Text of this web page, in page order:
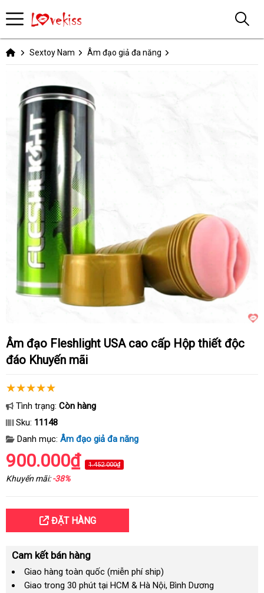
Sextoy Nam Âm đạo giả đa năng
Âm đạo Fleshlight USA cao cấp Hộp thiết độc
đáo Khuyến mãi
Tình trạng: Còn hàng
Sku: 11148
Danh mục: Âm đạo giả đa năng
900.000₫ 1.452.000₫
Khuyến mãi:-38%
ĐẶT HÀNG
Cam kết bán hàng
Giao hàng toàn quốc (miễn phí ship)
Giao trong 30 phút tại HCM & Hà Nội, Bình Dương